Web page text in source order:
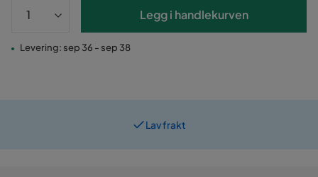
Legg i handlekurven
Levering: sep 36 - sep 38